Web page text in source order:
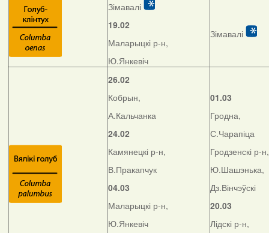
Зімавалі
19.02
Маларыцкі р-н,
Ю.Янкевіч
Зімавалі
26.02
Кобрын,
А.Кальчанка
24.02
Камянецкі р-н,
В.Пракапчук
04.03
Маларыцкі р-н,
Ю.Янкевіч
01.03
Гродна,
С.Чарапіца
Гродзенскі р-н,
Ю.Шашэнька,
Дз.Вінчэўскі
20.03
Лідскі р-н,